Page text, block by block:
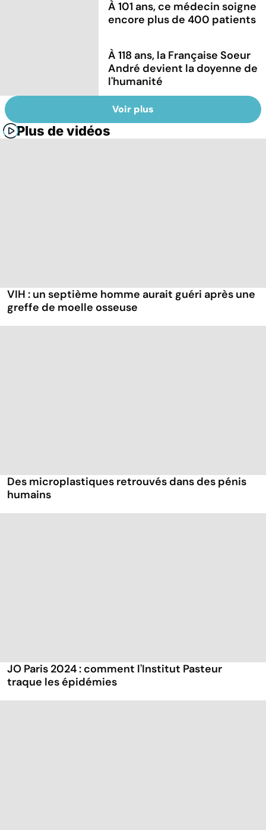
À 101 ans, ce médecin soigne
encore plus de 400 patients
À 118 ans, la Française Soeur
André devient la doyenne de
l'humanité
Voir plus
Plus de vidéos
VIH : un septième homme aurait guéri après une
greffe de moelle osseuse
Des microplastiques retrouvés dans des pénis
humains
JO Paris 2024 : comment l'Institut Pasteur
traque les épidémies